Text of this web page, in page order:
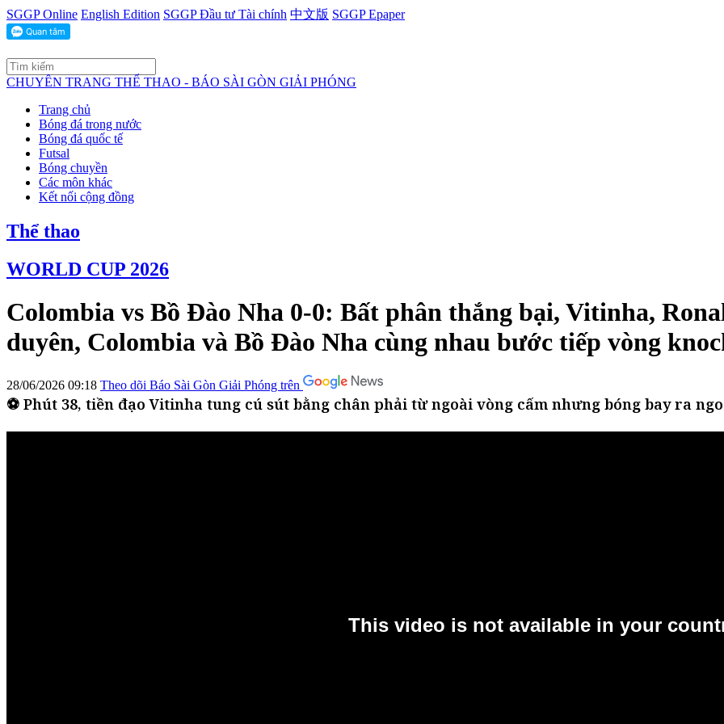
SGGP Online English Edition SGGP Đầu tư Tài chính 中文版 SGGP Epaper
CHUYÊN TRANG THỂ THAO - BÁO SÀI GÒN GIẢI PHÓNG
Trang chủ
Bóng đá trong nước
Bóng đá quốc tế
Futsal
Bóng chuyền
Các môn khác
Kết nối cộng đồng
Thể thao
WORLD CUP 2026
Colombia vs Bồ Đào Nha 0-0: Bất phân thắng bại, Vitinha,
duyên, Colombia và Bồ Đào Nha cùng nhau bước tiếp vòng
28/06/2026 09:18 Theo dõi Báo Sài Gòn Giải Phóng trên
⚽ Phút 38, tiền đạo Vitinha tung cú sút bằng chân phải từ ngoài vòng cấm nhưng bóng bay ra